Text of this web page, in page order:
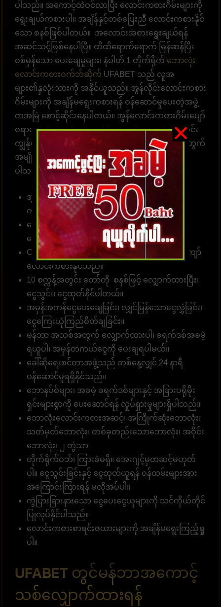
ပါသည်။ အကောင့်ထဲဝင်လာပြီး လောင်းကစားဂိမ်းများကို
ရွေးချယ်ကစားပါ။ အချိန်နှင့်တစ်ပြေးညီ လောင်းကစားနိုင်
သော စနစ်ဖြစ်ပါတယ်။ အလောင်းအစားရွေးချယ်ရန်
အဆင်သင့်ဖြစ်နေပါပြီ။ ထိထိရောက်ရောက် မြန်ဆန်ပြီး
စစ်မှန်သော ပေးချေမှုများ၊ နံပါတ် 1 တိုက်ရိုက် ဘောလုံး
လောင်းကစားဝက်ဘ်ဆိုက် UFABET သည် လူအ
များ၏နှလုံးသားကို အနိုင်ယူသည်။ အွန်လိုင်းလောင်းကစား
ဂိမ်းများကို အချိန်မရွေးကစားရန် ဝန်ဆောင်မှုပေးတဲ့အဖွဲ့
ကအမြဲ စောင့်ဆိုင်းနေပါတယ်။ အွန်လောင်းကစားဂိမ်းပျော်
စရာတွင်ပါဝင်ဆင်နွဲပါ။ကျွန်ုပ်တို့သည် အောက်ပါအတိုင်း
ကျွန်ုပ်တို့၏ဝဘ်ဆိုဒ်မှာ ကစားရန် ဆုံးဖြတ်ရန် သင့်အတွက်
အမျိုးမျိုးသော အကျိုးကျေးဇူးများကို စုစည်းထား
ပါသည်။
အွန်လိုင်းဘောလုံးလောင်းကြေကိုး 10 ဘတ် (၅၀၀
ကျပ် )မှစတင်နိုင်။
လောင်းကစား၊ အားကစားဂိမ်းများ၊ ကာစီနိုများ၊ စ
လော့များအတွက်
ဝန်ဆောင်မှုလင့်ခ်
Customer တစ်ဦးတည်းသည် ဂိမ်းပေါင်း 1၀00 ကျော်
လောင်းကစားနိုင်သည်။
10 စက္ကန့်အတွင်း တော်တို စနစ်ဖြင့် လျှောက်ထားပြီး၊
ငွေသွင်း၊ ငွေထုတ်နိုင်ပါတယ်။
အမှန်အကန်ငွေပေးချေခြင်း၊ လျှင်မြန်သောငွေလွှဲခြင်း၊
ငွေကြေးယုံကြည်စိတ်ချခြင်း။
မန်ဘာ အသစ်အတွက် လျှောက်ထားပါ၊ ခရက်ဒစ်အခမဲ့
ရယူပါ၊ အမှန်တကယ်ငွေကို ပေးချရပါမယ်။
ခေါ်ဆိုရေးစင်တာအဖွဲ့သည် တစ်နေ့လျှင် 24 နာရီ
ဝန်ဆောင်မှုရရှိနိုင်သည်။
ဘောနပ်စ်များ၊ အခမဲ့ ခရက်ဒစ်များနှင့် အခြားပရိုမိုး
ရှင်းများစွာကို ပေးဆောင်ရန် လှုပ်ရှားမှုများရှိပါသည်။
ဘောလုံးလောင်းကစားအဆင့်၊ အကြိုက်ဆုံးဘောလုံး၊
သတ်မှတ်ဘောလုံး၊ တစ်ခုတည်းသောဘောလုံး၊ အဝိုင်း
ဘောလုံး၊ ၂ တွဲသာ
တိုက်ရိုက်ဝဘ်၊ ကြားခံမရှိ။ အေးဂျင့်မှတဆင့်မဟုတ်
ပါ။ ငွေသွင်းခြင်းနှင့် ငွေထုတ်ယူရန် ဝန်ထမ်းများအား
အကြောင်းကြားရန် မလိုအပ်ပါ။
ကွဲပြားခြားနားသော ငွေပေးငွေယူများကို သင်ကိုယ်တိုင်
ပြုလုပ်နိုင်ပါသည်။
လောင်းကစားစာရင်းဇယားများကို အချိန်မရွေးကြည့်ရှု
ပါ။
UFABET တွင်မန်ဘာအကောင့်
သစ်လျှောက်ထားရန်